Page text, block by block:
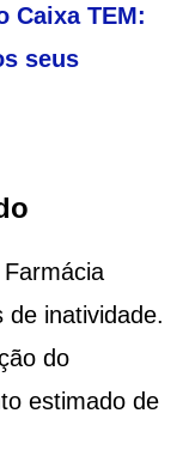
Caixa TEM:
seus
de inatividade.
do
estimado de